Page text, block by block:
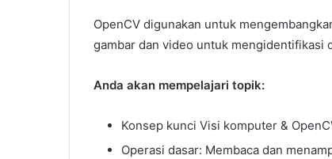
OpenCV digunakan untuk
gambar dan video untuk mengidentifikasi
Anda akan mempelajari topik:
Konsep kunci Visi komputer &
Operasi dasar: Membaca dan